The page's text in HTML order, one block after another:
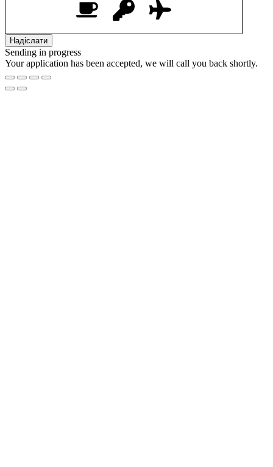
Sending in progress
Your application has been accepted, we will call you back shortly.